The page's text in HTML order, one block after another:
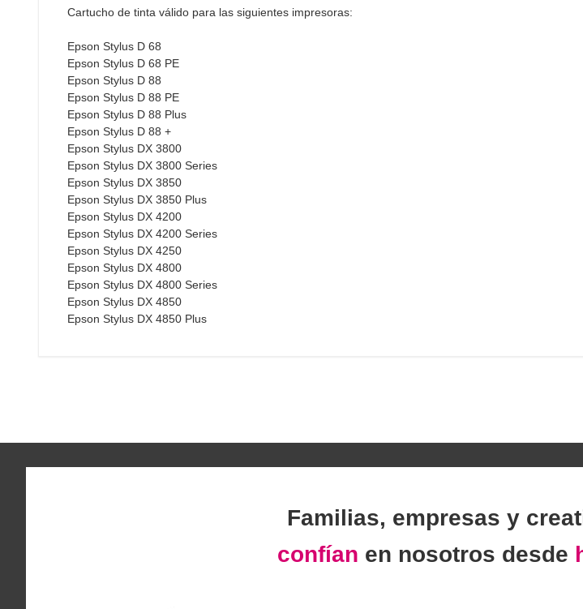
Cartucho de tinta válido para las siguientes impresoras:
Epson Stylus D 68
Epson Stylus D 68 PE
Epson Stylus D 88
Epson Stylus D 88 PE
Epson Stylus D 88 Plus
Epson Stylus D 88 +
Epson Stylus DX 3800
Epson Stylus DX 3800 Series
Epson Stylus DX 3850
Epson Stylus DX 3850 Plus
Epson Stylus DX 4200
Epson Stylus DX 4200 Series
Epson Stylus DX 4250
Epson Stylus DX 4800
Epson Stylus DX 4800 Series
Epson Stylus DX 4850
Epson Stylus DX 4850 Plus
Familias, empresas y
confían en nosotros desde